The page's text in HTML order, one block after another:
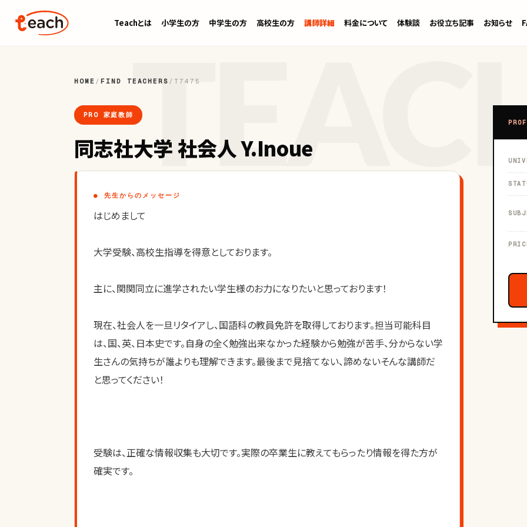
Teachとは 小学生の方 中学生の方 高校生の方 講師詳細 料金について 体験談 お役立ち記事 お知らせ
HOME / FIND TEACHERS /T7475
PRO 家庭教師
同志社大学 社会人 Y.Inoue
● 先生からのメッセージ
はじめまして
大学受験、高校生指導を得意としております。
主に、関関同立に進学されたい学生様のお力になりたいと思っております！
現在、社会人を一旦リタイアし、国語科の教員免許を取得しております。担当可能科目
は、国、英、日本史です。自身の全く勉強出来なかった経験から勉強が苦手、分からない学
生さんの気持ちが誰よりも理解できます。最後まで見捨てない、諦めないそんな講師だ
と思ってください！
受験は、正確な情報収集も大切です。実際の卒業生に教えてもらったり情報を得た方が
確実です。